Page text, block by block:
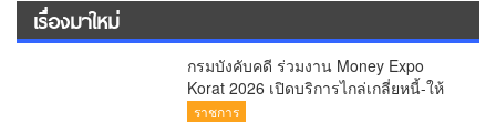
เรื่องมาใหม่
กรมบังคับคดี ร่วมงาน Money Expo
Korat 2026 เปิดบริการไกล่เกลี่ยหนี้-ให้
คำปรึกษากฎหมายฟรี 7-9 ส.ค.นี้
ราชการ